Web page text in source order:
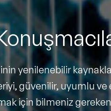
yenilenebilir
güvenilir, uyumlu ve
için bilmeniz